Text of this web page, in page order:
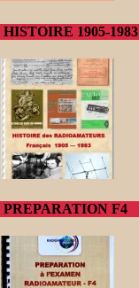
1905-1983
F4